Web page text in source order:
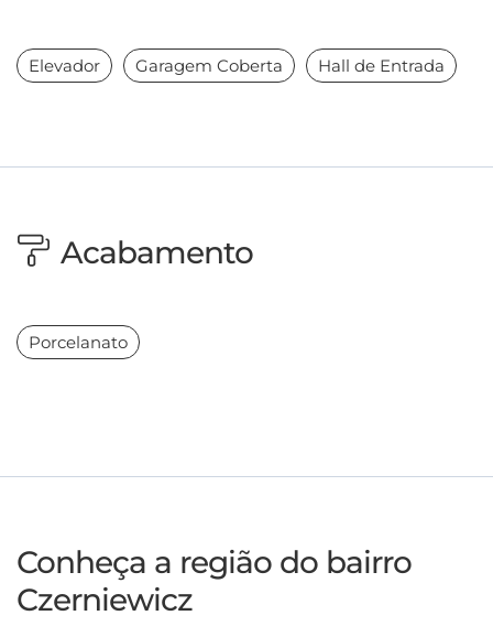
Elevador Garagem Coberta Hall de Entrada
Acabamento
Porcelanato
Conheça a região do bairro
Czerniewicz